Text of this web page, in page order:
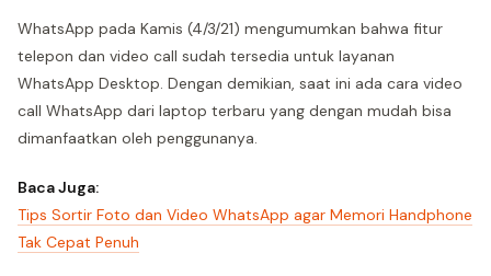
WhatsApp pada Kamis (4/3/21) mengumumkan bahwa fitur
telepon dan video call sudah tersedia untuk layanan
WhatsApp Desktop. Dengan demikian, saat ini ada cara video
call WhatsApp dari laptop terbaru yang dengan mudah bisa
dimanfaatkan oleh penggunanya.
Baca Juga:
Tips Sortir Foto dan Video WhatsApp agar Memori Handphone
Tak Cepat Penuh